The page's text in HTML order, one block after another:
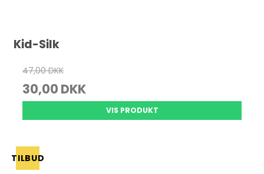
Kid-Silk
47,00 DKK
30,00 DKK
VIS PRODUKT
TILBUD